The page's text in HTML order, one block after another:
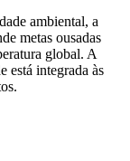
ambiental, a
metas ousadas
global. A
está integrada às